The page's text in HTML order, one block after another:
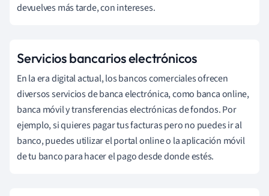
devuelves más tarde, con intereses.
Servicios bancarios electrónicos
En la era digital actual, los bancos comerciales ofrecen
diversos servicios de banca electrónica, como banca online,
banca móvil y transferencias electrónicas de fondos. Por
ejemplo, si quieres pagar tus facturas pero no puedes ir al
banco, puedes utilizar el portal online o la aplicación móvil
de tu banco para hacer el pago desde donde estés.